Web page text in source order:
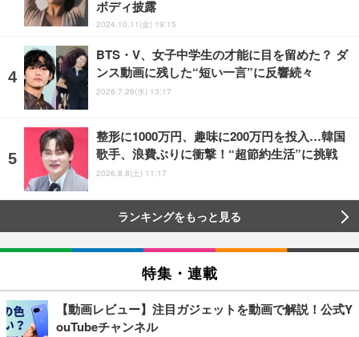
ボディ披露
2024.10.11(金) 19:15
BTS・V、女子中学生の才能に目を留めた？ ダ
ンス動画に残した“短い一言”に反響続々
2026.7.29(水) 13:17
整形に1000万円、趣味に200万円を投入…韓国
歌手、浪費ぶりに衝撃！“超節約生活”に挑戦
2026.8.8(土) 11:17
ランキングをもっと見る
特集・連載
【動画レビュー】注目ガジェットを動画で解説！公式Y
ouTubeチャンネル